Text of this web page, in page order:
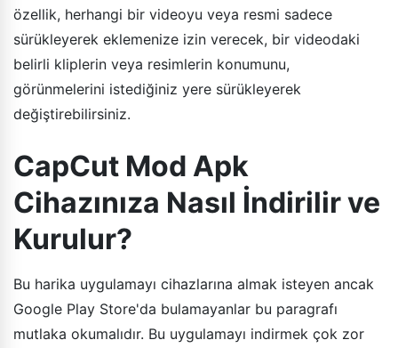
özellik, herhangi bir videoyu veya resmi sadece
sürükleyerek eklemenize izin verecek, bir videodaki
belirli kliplerin veya resimlerin konumunu,
görünmelerini istediğiniz yere sürükleyerek
değiştirebilirsiniz.
CapCut Mod Apk
Cihazınıza Nasıl İndirilir ve
Kurulur?
Bu harika uygulamayı cihazlarına almak isteyen ancak
Google Play Store'da bulamayanlar bu paragrafı
mutlaka okumalıdır. Bu uygulamayı indirmek çok zor